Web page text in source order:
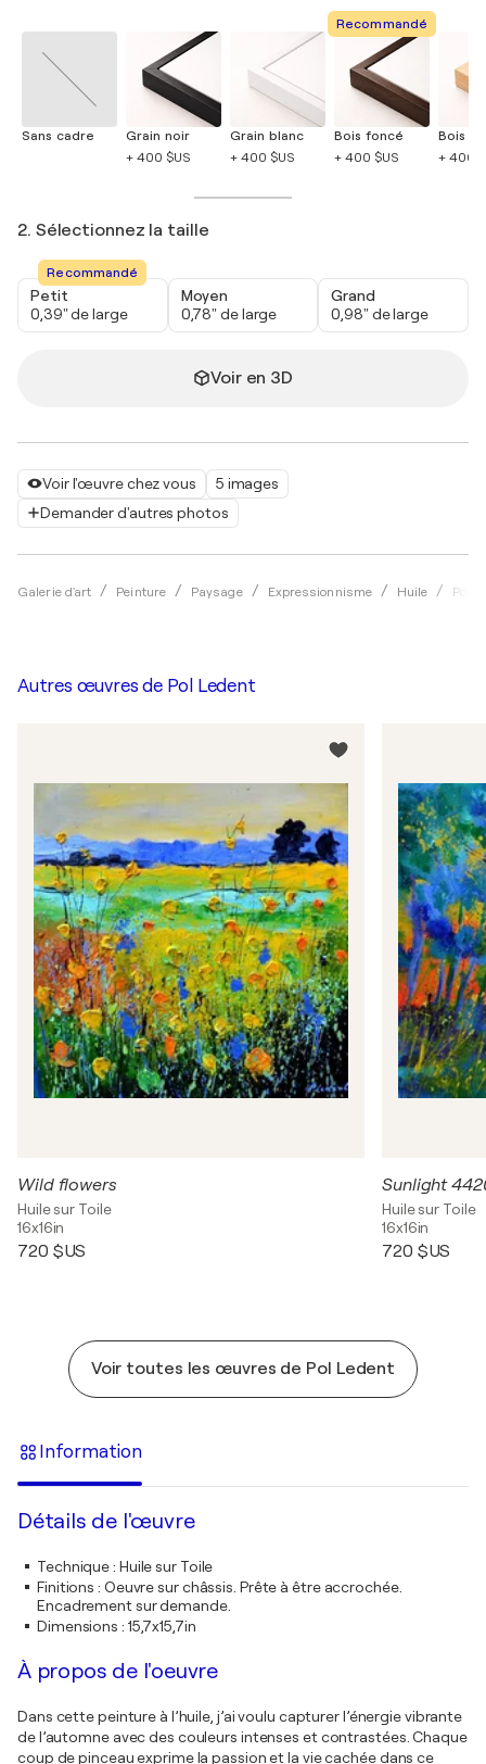
Voir l'œuvre chez vous
5 images
Demander d'autres photos
Galerie d'art Peinture Paysage Expressionnisme Huile Pol
Sans cadre
Grain noir
+ 400 $US
Grain blanc
+ 400 $US
Recommandé
Bois foncé
+ 400 $US
Bois
+ 400
2. Sélectionnez la taille
Recommandé
Petit
0,39" de large
Moyen
0,78" de large
Grand
0,98" de large
Voir en 3D
Autres œuvres de Pol Ledent
Wild flowers
Huile sur Toile
16x16in
720 $US
Sunlight
Huile sur Toile
16x16in
720 $US
Voir toutes les œuvres de Pol Ledent
Information
Détails de l'œuvre
Technique: Huile sur Toile
Finitions : Oeuvre sur châssis. Prête à être accrochée.
Encadrement sur demande.
Dimensions : 15,7x15,7in
À propos de l'oeuvre
Dans cette peinture à l’huile, j’ai voulu capturer l’énergie vibrante
de l’automne avec des couleurs intenses et contrastées. Chaque
coup de pinceau exprime la passion et la vie cachée dans ce